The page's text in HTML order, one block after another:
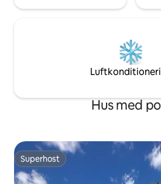
Hus med
Superhost
Superhost